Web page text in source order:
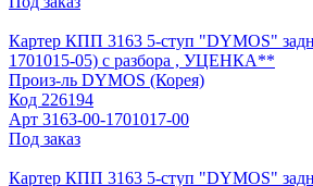
Картер КПП 3163 5-ступ "DYMOS"
1701015-05) с разбора , УЦЕНКА**
Произ-ль DYMOS (Корея)
Код 226194
Арт 3163-00-1701017-00
Под заказ
Картер КПП 3163 5-ступ "DYMOS"